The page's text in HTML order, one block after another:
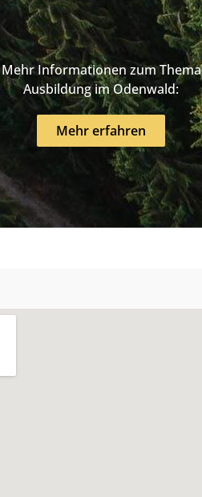
Mehr Informationen zum Thema
Ausbildung im Odenwald:
Mehr erfahren